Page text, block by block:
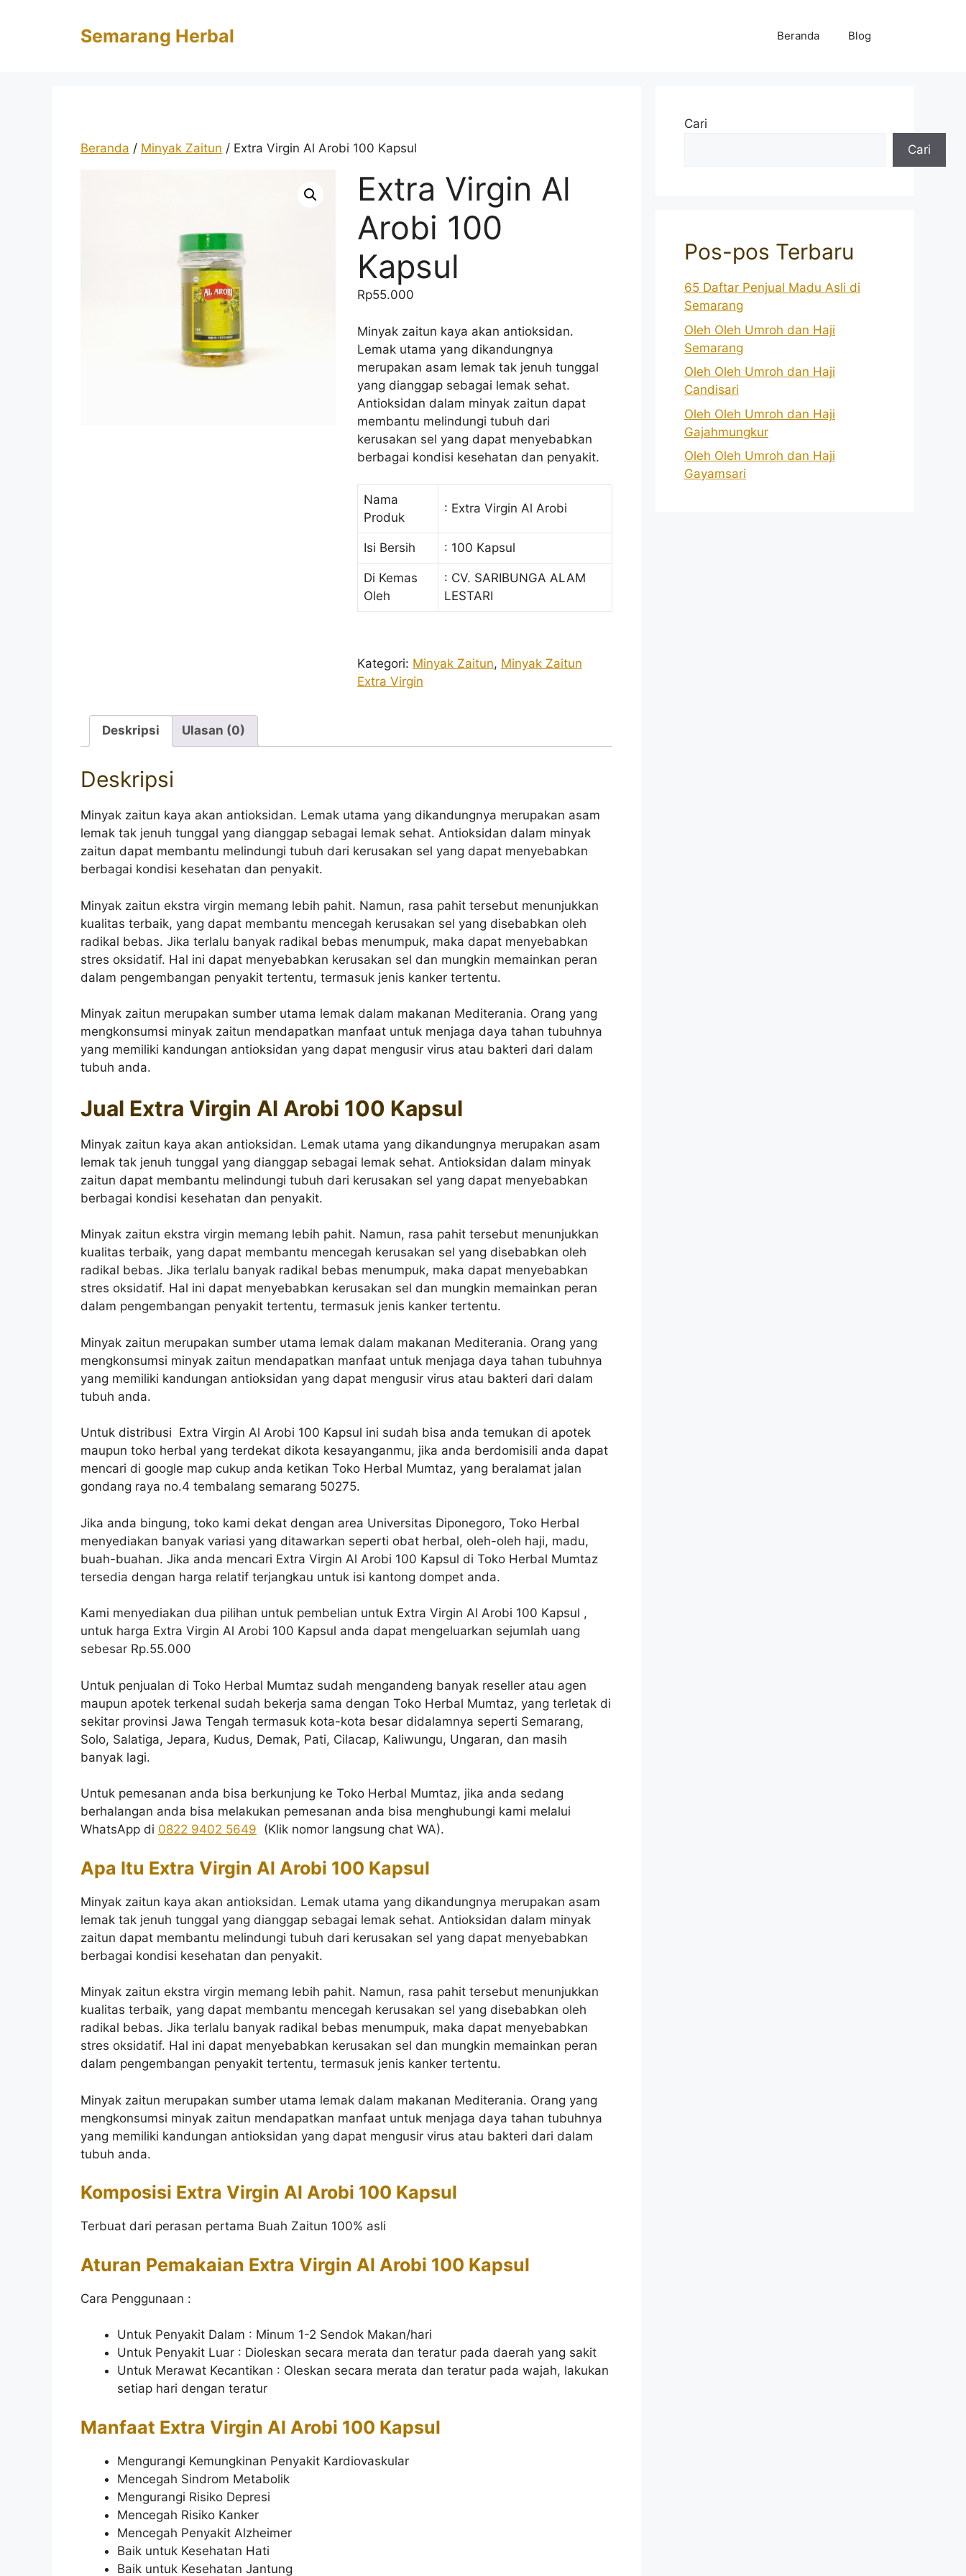
Semarang Herbal Beranda Blog
Beranda / Minyak Zaitun / Extra Virgin Al Arobi 100 Kapsul
Extra Virgin Al
Arobi 100
Kapsul
Rp55.000
Minyak zaitun kaya akan antioksidan.
Lemak utama yang dikandungnya
merupakan asam lemak tak jenuh tunggal
yang dianggap sebagai lemak sehat.
Antioksidan dalam minyak zaitun dapat
membantu melindungi tubuh dari
kerusakan sel yang dapat menyebabkan
berbagai kondisi kesehatan dan penyakit.
Nama
Produk
: Extra Virgin Al Arobi
Isi Bersih : 100 Kapsul
Di Kemas
Oleh
: CV. SARIBUNGA ALAM
LESTARI
Kategori: Minyak Zaitun, Minyak Zaitun
Extra Virgin
Deskripsi Ulasan (0)
Deskripsi
Minyak zaitun kaya akan antioksidan. Lemak utama yang dikandungnya merupakan asam
lemak tak jenuh tunggal yang dianggap sebagai lemak sehat. Antioksidan dalam minyak
zaitun dapat membantu melindungi tubuh dari kerusakan sel yang dapat menyebabkan
berbagai kondisi kesehatan dan penyakit.
Minyak zaitun ekstra virgin memang lebih pahit. Namun, rasa pahit tersebut menunjukkan
kualitas terbaik, yang dapat membantu mencegah kerusakan sel yang disebabkan oleh
radikal bebas. Jika terlalu banyak radikal bebas menumpuk, maka dapat menyebabkan
stres oksidatif. Hal ini dapat menyebabkan kerusakan sel dan mungkin memainkan peran
dalam pengembangan penyakit tertentu, termasuk jenis kanker tertentu.
Minyak zaitun merupakan sumber utama lemak dalam makanan Mediterania. Orang yang
mengkonsumsi minyak zaitun mendapatkan manfaat untuk menjaga daya tahan tubuhnya
yang memiliki kandungan antioksidan yang dapat mengusir virus atau bakteri dari dalam
tubuh anda.
Jual Extra Virgin Al Arobi 100 Kapsul
Minyak zaitun kaya akan antioksidan. Lemak utama yang dikandungnya merupakan asam
lemak tak jenuh tunggal yang dianggap sebagai lemak sehat. Antioksidan dalam minyak
zaitun dapat membantu melindungi tubuh dari kerusakan sel yang dapat menyebabkan
berbagai kondisi kesehatan dan penyakit.
Minyak zaitun ekstra virgin memang lebih pahit. Namun, rasa pahit tersebut menunjukkan
kualitas terbaik, yang dapat membantu mencegah kerusakan sel yang disebabkan oleh
radikal bebas. Jika terlalu banyak radikal bebas menumpuk, maka dapat menyebabkan
stres oksidatif. Hal ini dapat menyebabkan kerusakan sel dan mungkin memainkan peran
dalam pengembangan penyakit tertentu, termasuk jenis kanker tertentu.
Minyak zaitun merupakan sumber utama lemak dalam makanan Mediterania. Orang yang
mengkonsumsi minyak zaitun mendapatkan manfaat untuk menjaga daya tahan tubuhnya
yang memiliki kandungan antioksidan yang dapat mengusir virus atau bakteri dari dalam
tubuh anda.
Untuk distribusi Extra Virgin Al Arobi 100 Kapsul ini sudah bisa anda temukan di apotek
maupun toko herbal yang terdekat dikota kesayanganmu, jika anda berdomisili anda dapat
mencari di google map cukup anda ketikan Toko Herbal Mumtaz, yang beralamat jalan
gondang raya no.4 tembalang semarang 50275.
Jika anda bingung, toko kami dekat dengan area Universitas Diponegoro, Toko Herbal
menyediakan banyak variasi yang ditawarkan seperti obat herbal, oleh-oleh haji, madu,
buah-buahan. Jika anda mencari Extra Virgin Al Arobi 100 Kapsul di Toko Herbal Mumtaz
tersedia dengan harga relatif terjangkau untuk isi kantong dompet anda.
Kami menyediakan dua pilihan untuk pembelian untuk Extra Virgin Al Arobi 100 Kapsul ,
untuk harga Extra Virgin Al Arobi 100 Kapsul anda dapat mengeluarkan sejumlah uang
sebesar Rp.55.000
Untuk penjualan di Toko Herbal Mumtaz sudah mengandeng banyak reseller atau agen
maupun apotek terkenal sudah bekerja sama dengan Toko Herbal Mumtaz, yang terletak di
sekitar provinsi Jawa Tengah termasuk kota-kota besar didalamnya seperti Semarang,
Solo, Salatiga, Jepara, Kudus, Demak, Pati, Cilacap, Kaliwungu, Ungaran, dan masih
banyak lagi.
Untuk pemesanan anda bisa berkunjung ke Toko Herbal Mumtaz, jika anda sedang
berhalangan anda bisa melakukan pemesanan anda bisa menghubungi kami melalui
WhatsApp di 0822 9402 5649 (Klik nomor langsung chat WA).
Apa Itu Extra Virgin Al Arobi 100 Kapsul
Minyak zaitun kaya akan antioksidan. Lemak utama yang dikandungnya merupakan asam
lemak tak jenuh tunggal yang dianggap sebagai lemak sehat. Antioksidan dalam minyak
zaitun dapat membantu melindungi tubuh dari kerusakan sel yang dapat menyebabkan
berbagai kondisi kesehatan dan penyakit.
Minyak zaitun ekstra virgin memang lebih pahit. Namun, rasa pahit tersebut menunjukkan
kualitas terbaik, yang dapat membantu mencegah kerusakan sel yang disebabkan oleh
radikal bebas. Jika terlalu banyak radikal bebas menumpuk, maka dapat menyebabkan
stres oksidatif. Hal ini dapat menyebabkan kerusakan sel dan mungkin memainkan peran
dalam pengembangan penyakit tertentu, termasuk jenis kanker tertentu.
Minyak zaitun merupakan sumber utama lemak dalam makanan Mediterania. Orang yang
mengkonsumsi minyak zaitun mendapatkan manfaat untuk menjaga daya tahan tubuhnya
yang memiliki kandungan antioksidan yang dapat mengusir virus atau bakteri dari dalam
tubuh anda.
Komposisi Extra Virgin Al Arobi 100 Kapsul
Terbuat dari perasan pertama Buah Zaitun 100% asli
Aturan Pemakaian Extra Virgin Al Arobi 100 Kapsul
Cara Penggunaan :
Untuk Penyakit Dalam : Minum 1-2 Sendok Makan/hari
Untuk Penyakit Luar : Dioleskan secara merata dan teratur pada daerah yang sakit
Untuk Merawat Kecantikan : Oleskan secara merata dan teratur pada wajah, lakukan
setiap hari dengan teratur
Manfaat Extra Virgin Al Arobi 100 Kapsul
Mengurangi Kemungkinan Penyakit Kardiovaskular
Mencegah Sindrom Metabolik
Mengurangi Risiko Depresi
Mencegah Risiko Kanker
Mencegah Penyakit Alzheimer
Baik untuk Kesehatan Hati
Baik untuk Kesehatan Jantung
Cari
Cari
Pos-pos Terbaru
65 Daftar Penjual Madu Asli di
Semarang
Oleh Oleh Umroh dan Haji
Semarang
Oleh Oleh Umroh dan Haji
Candisari
Oleh Oleh Umroh dan Haji
Gajahmungkur
Oleh Oleh Umroh dan Haji
Gayamsari